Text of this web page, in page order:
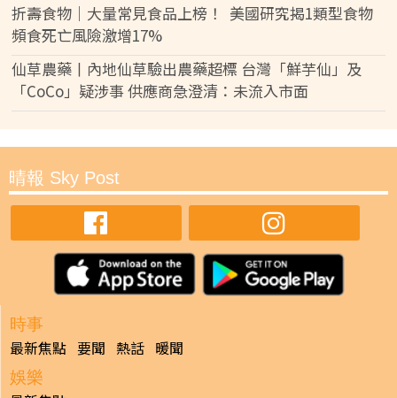
折壽食物｜大量常見食品上榜！ 美國研究揭1類型食物
頻食死亡風險激增17%
仙草農藥丨內地仙草驗出農藥超標 台灣「鮮芋仙」及
「CoCo」疑涉事 供應商急澄清：未流入市面
晴報 Sky Post
時事
最新焦點 要聞 熱話 暖聞
娛樂